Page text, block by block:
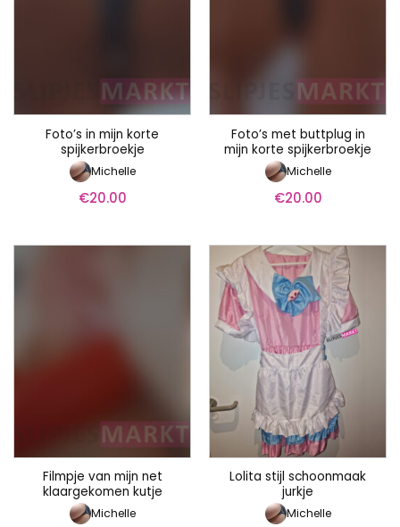
Foto’s in mijn korte
spijkerbroekje
Michelle
€20.00
Foto’s met buttplug in
mijn korte spijkerbroekje
Michelle
€20.00
Filmpje van mijn net
klaargekomen kutje
Michelle
Lolita stijl schoonmaak
jurkje
Michelle